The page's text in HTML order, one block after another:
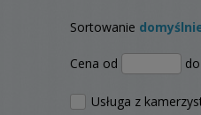
Sortowanie
Cena od do
Usługa z